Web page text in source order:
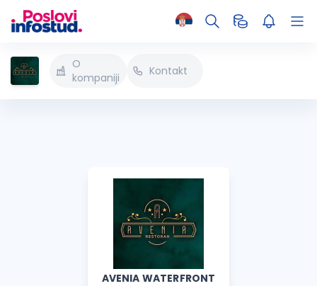
O
kompaniji
Kontakt
AVENIA WATERFRONT